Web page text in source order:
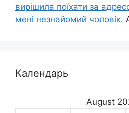
вирішила поїхати за
мені незнайомий чоловік.
Календарь
August